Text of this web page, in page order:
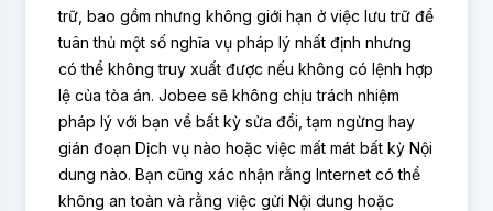
trữ, bao gồm nhưng không giới hạn ở việc lưu trữ để
tuân thủ một số nghĩa vụ pháp lý nhất định nhưng
có thể không truy xuất được nếu không có lệnh hợp
lệ của tòa án. Jobee sẽ không chịu trách nhiệm
pháp lý với bạn về bất kỳ sửa đổi, tạm ngừng hay
gián đoạn Dịch vụ nào hoặc việc mất mát bất kỳ Nội
dung nào. Bạn cũng xác nhận rằng Internet có thể
không an toàn và rằng việc gửi Nội dung hoặc